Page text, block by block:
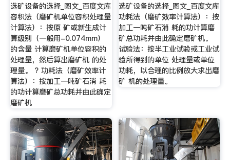
选矿设备的选择_图文_百度文库
容积法（磨矿机单位容积处理量
计算法）：按原 矿或新生成计
算级别（一般用-0.074mm）
的含量 计算磨矿机单位容积的
处理量，然后算出磨矿机 的处
理量。 ? 功耗法（磨矿效率计
算法）：按加工一吨矿石消 耗
的功计算磨矿总功耗并由此确定
磨矿机
选矿设备的选择_图文_百度文库
功耗法（磨矿效率计算法）：按
加工一吨矿石消 耗的功计算磨
矿总功耗并由此确定磨矿机。
试验法：按半工业试验或工业试
验所得到的单位 处理量或单位
功耗，以合理的比例放大求出磨
矿 机的处理量。